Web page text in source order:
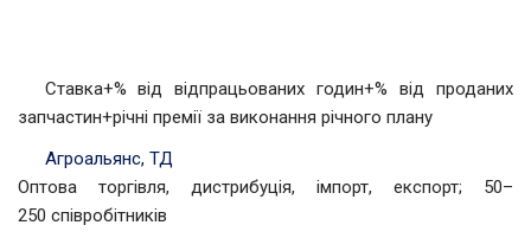
Ставка+% від відпрацьованих годин+% від проданих
запчастин+річні премії за виконання річного плану
Агроальянс, ТД
Оптова торгівля, дистрибуція, імпорт, експорт; 50–
250 співробітників